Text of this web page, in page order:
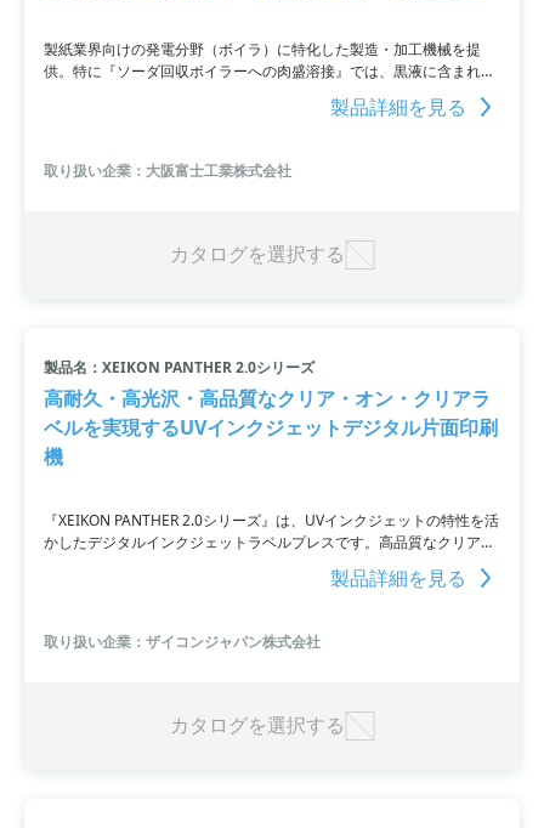
製紙業界向けの発電分野（ボイラ）に特化した製造・加工機械を提
供。特に『ソーダ回収ボイラーへの肉盛溶接』では、黒液に含まれる
塩素やカリウムなどの要因で生じる腐食問題に対応し、ボイラ内部の
水管を保護します。現地での肉盛施工やパネル取替部の肉盛施工もで
製品詳細を見る
取り扱い企業：大阪富士工業株式会社
カタログを選択する
製品名：XEIKON PANTHER 2.0シリーズ
高耐久・高光沢・高品質なクリア・オン・クリアラ
ベルを実現するUVインクジェットデジタル片面印刷
機
『XEIKON PANTHER 2.0シリーズ』は、UVインクジェットの特性を活
かしたデジタルインクジェットラベルプレスです。高品質なクリア・
オン・クリアラベルを実現するために、独自のDuraCure技術が採用
されているのが特徴。さまざまなデジタル印刷技術により、広範なラ
品などに利用されています。
製品詳細を見る
取り扱い企業：ザイコンジャパン株式会社
カタログを選択する